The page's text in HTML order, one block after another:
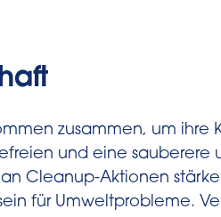
zusammen, um ihre
und eine sauberere
Cleanup-Aktionen
für Umweltprobleme.